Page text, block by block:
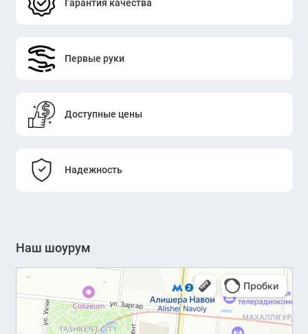
Гарантия качества
Первые руки
Доступные цены
Надежность
Наш шоурум